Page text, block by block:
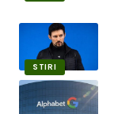
STIRI